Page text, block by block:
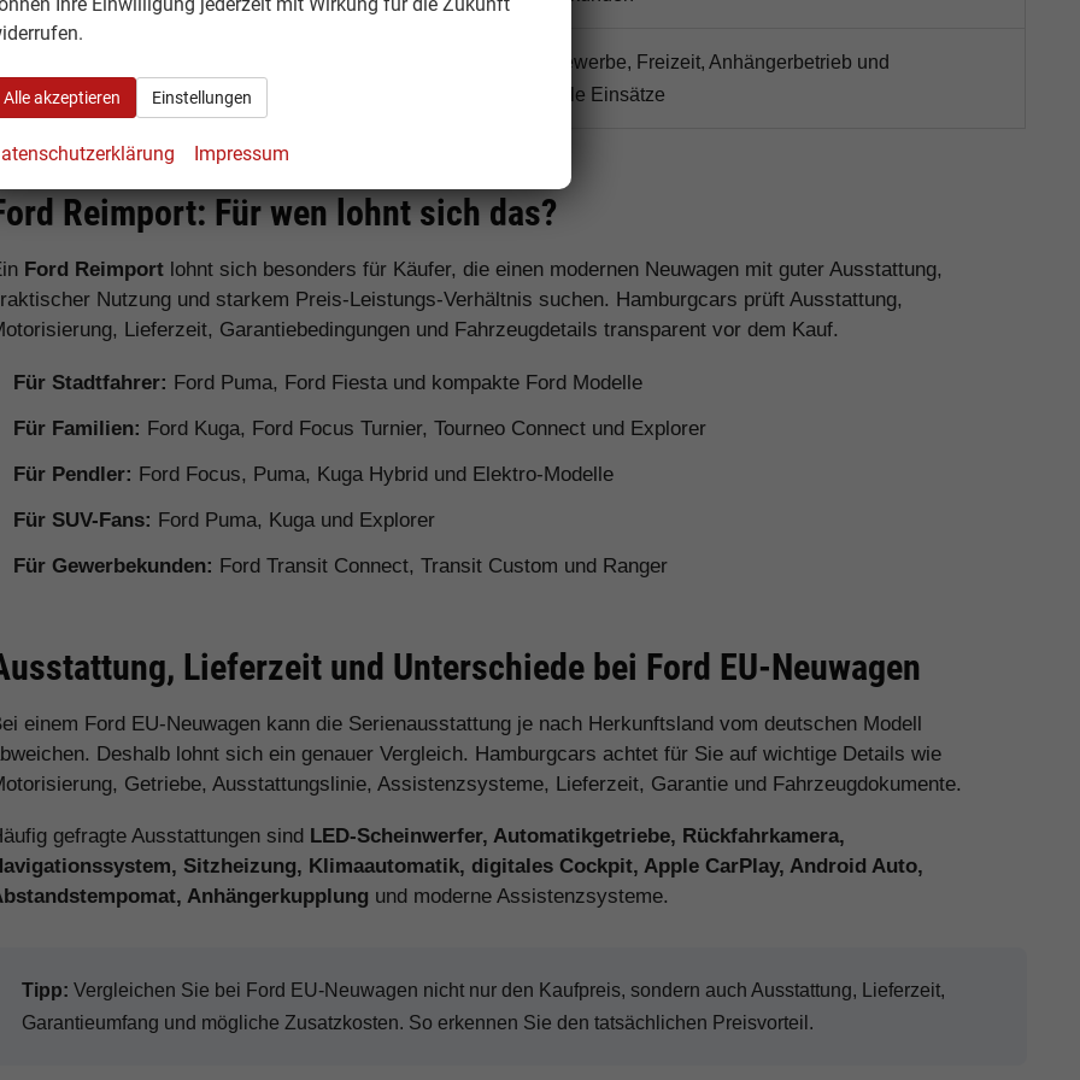
Robust für Gewerbe, Freizeit, Anhängerbetrieb und
anspruchsvolle Einsätze
Reimport: Für wen lohnt sich das?
Ford Reimport lohnt sich besonders für Käufer, die einen modernen Neuwagen mit guter Ausstattung,
Nutzung und starkem Preis-Leistungs-Verhältnis suchen. Hamburgcars prüft Ausstattung,
Lieferzeit, Garantiebedingungen und Fahrzeugdetails transparent vor dem Kauf.
Für Stadtfahrer: Ford Puma, Ford Fiesta und kompakte Ford Modelle
Für Familien: Ford Kuga, Ford Focus Turnier, Tourneo Connect und Explorer
Für Pendler: Ford Focus, Puma, Kuga Hybrid und Elektro-Modelle
Für SUV-Fans: Ford Puma, Kuga und Explorer
Für Gewerbekunden: Ford Transit Connect, Transit Custom und Ranger
Lieferzeit und Unterschiede bei Ford EU-Neuwagen
einem Ford EU-Neuwagen kann die Serienausstattung je nach Herkunftsland vom deutschen Modell
Deshalb lohnt sich ein genauer Vergleich. Hamburgcars achtet für Sie auf wichtige Details wie
Getriebe, Ausstattungslinie, Assistenzsysteme, Lieferzeit, Garantie und Fahrzeugdokumente.
gefragte Ausstattungen sind LED-Scheinwerfer, Automatikgetriebe, Rückfahrkamera,
Sitzheizung, Klimaautomatik, digitales Cockpit, Apple CarPlay, Android Auto,
Anhängerkupplung und moderne Assistenzsysteme.
Tipp: Vergleichen Sie bei Ford EU-Neuwagen nicht nur den Kaufpreis, sondern auch Ausstattung, Lieferzeit,
Garantieumfang und mögliche Zusatzkosten. So erkennen Sie den tatsächlichen Preisvorteil.
Alle akzeptieren Einstellungen
Impressum